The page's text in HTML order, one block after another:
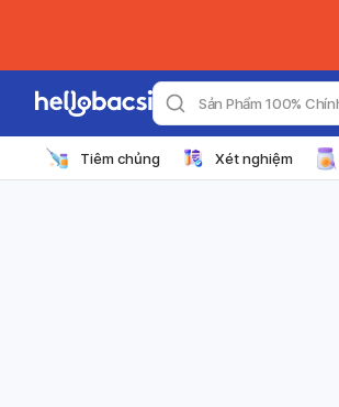
Sản Phẩm 100%
Tiêm chủng Xét nghiệm